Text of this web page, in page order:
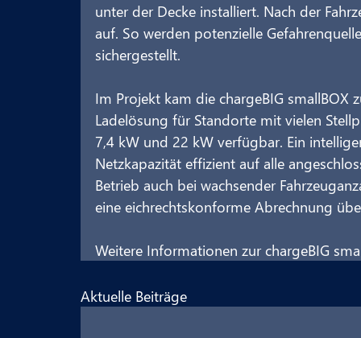
unter der Decke installiert. Nach der
auf. So werden potenzielle
sichergestellt.
Im Projekt kam die chargeBIG smallBOX
Ladelösung für Standorte mit vielen
7,4 kW und 22 kW verfügbar. Ein
Netzkapazität effizient auf alle
Betrieb auch bei wachsender
eine eichrechtskonforme Abrechnung
Weitere Informationen zur chargeBIG
Aktuelle Beiträge